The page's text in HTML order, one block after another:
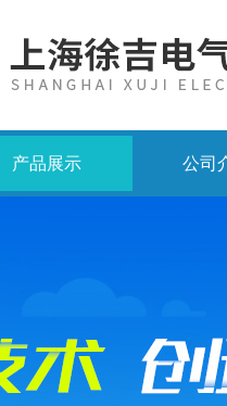
产品展示 公司